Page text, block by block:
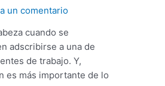
un comentario
cuando se
adscribirse a una de
de trabajo. Y,
es más importante de lo